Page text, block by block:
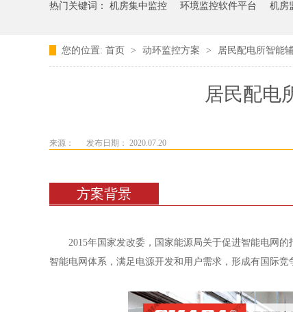
热门关键词： 机房集中监控 环境监控软件平台 机房
您的位置: 首页 > 动环监控方案 > 居民配电所智能
居民配电
来源： 发布日期： 2020.07.20
方案背景
2015年国家发改委，国家能源局关于促进智能电网
智能电网体系，满足电源开发和用户需求，形成有国际